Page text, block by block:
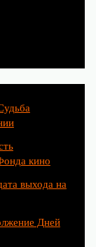
кино
выхода на
Дней